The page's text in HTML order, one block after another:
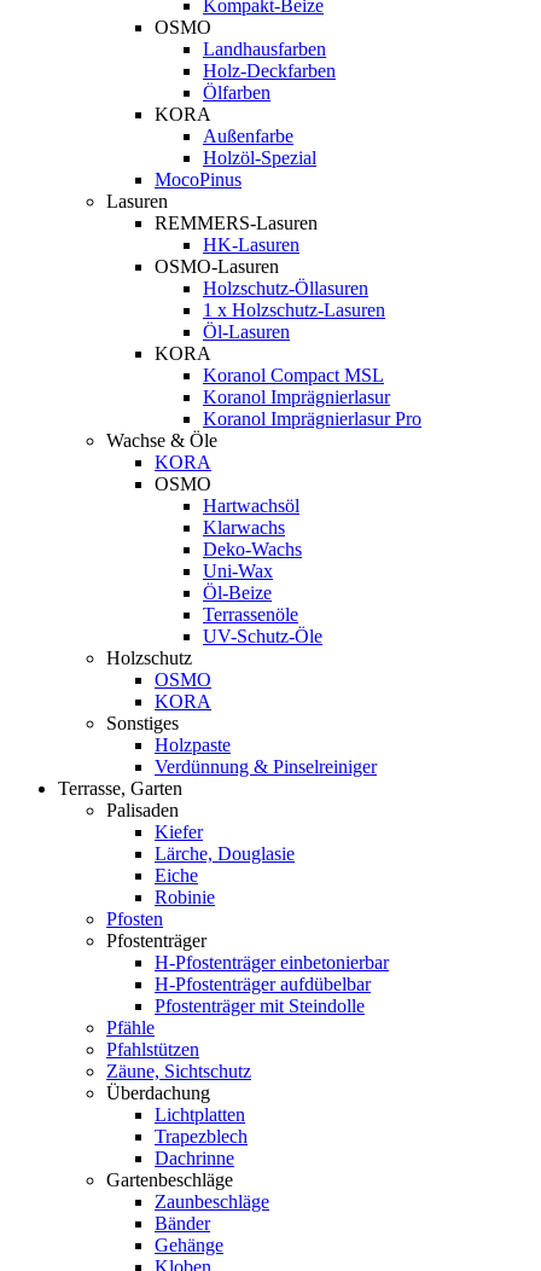
Kompakt-Beize
OSMO
Landhausfarben
Holz-Deckfarben
Ölfarben
KORA
Außenfarbe
Holzöl-Spezial
MocoPinus
Lasuren
REMMERS-Lasuren
HK-Lasuren
OSMO-Lasuren
Holzschutz-Öllasuren
1 x Holzschutz-Lasuren
Öl-Lasuren
KORA
Koranol Compact MSL
Koranol Imprägnierlasur
Koranol Imprägnierlasur Pro
Wachse & Öle
KORA
OSMO
Hartwachsöl
Klarwachs
Deko-Wachs
Uni-Wax
Öl-Beize
Terrassenöle
UV-Schutz-Öle
Holzschutz
OSMO
KORA
Sonstiges
Holzpaste
Verdünnung & Pinselreiniger
Terrasse, Garten
Palisaden
Kiefer
Lärche, Douglasie
Eiche
Robinie
Pfosten
Pfostenträger
H-Pfostenträger einbetonierbar
H-Pfostenträger aufdübelbar
Pfostenträger mit Steindolle
Pfähle
Pfahlstützen
Zäune, Sichtschutz
Überdachung
Lichtplatten
Trapezblech
Dachrinne
Gartenbeschläge
Zaunbeschläge
Bänder
Gehänge
Kloben